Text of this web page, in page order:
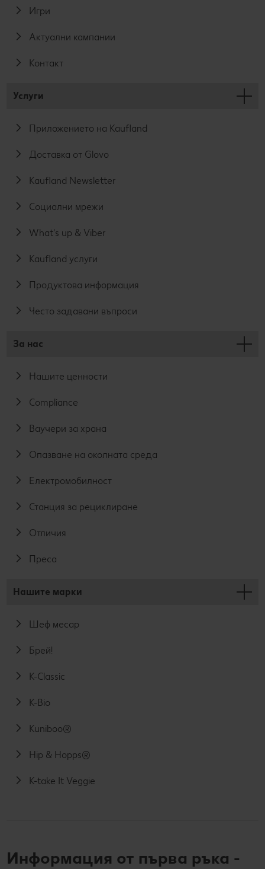
Игри
Актуални кампании
Контакт
Услуги
Приложението на Kaufland
Доставка от Glovo
Kaufland Newsletter
Социални мрежи
What's up & Viber
Kaufland услуги
Продуктова информация
Често задавани въпроси
За нас
Нашите ценности
Compliance
Ваучери за храна
Опазване на околната среда
Електромобилност
Станция за рециклиране
Отличия
Преса
Нашите марки
Шеф месар
Брей!
K-Classic
K-Bio
Kuniboo®
Hip & Hopps®
K-take It Veggie
Информация от първа ръка -